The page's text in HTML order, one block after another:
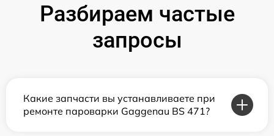
Разбираем частые
запросы
Какие запчасти вы устанавливаете при
ремонте пароварки Gaggenau BS 471?